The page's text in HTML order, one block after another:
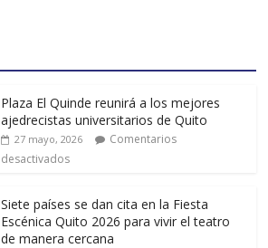
Plaza El Quinde reunirá a los mejores
ajedrecistas universitarios de Quito
27 mayo, 2026
Comentarios
desactivados
Siete países se dan cita en la Fiesta
Escénica Quito 2026 para vivir el teatro
de manera cercana